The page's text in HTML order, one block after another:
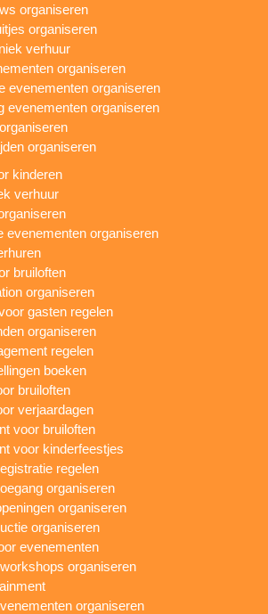
organiseren
organiseren
verhuur
organiseren
evenementen organiseren
evenementen organiseren
organiseren
kinderen
verhuur
evenementen organiseren
bruiloften
organiseren
gasten regelen
organiseren
regelen
boeken
bruiloften
verjaardagen
voor bruiloften
voor kinderfeestjes
regelen
organiseren
organiseren
organiseren
evenementen
organiseren
organiseren